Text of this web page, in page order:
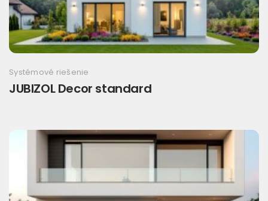
Systémové riešenie
JUBIZOL Decor standard